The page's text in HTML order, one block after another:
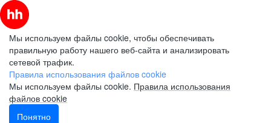
Мы используем файлы cookie, чтобы обеспечивать
правильную работу нашего веб-сайта и анализировать
сетевой трафик.
Правила использования файлов cookie
Мы используем файлы cookie. Правила использования
файлов cookie
Понятно